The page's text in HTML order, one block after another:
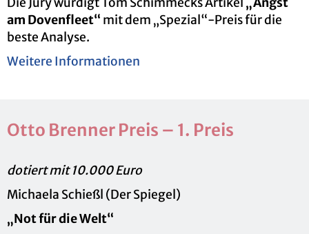
am Do­ven­fleet“ mit dem „Spe­zi­al“-Preis für die
beste Ana­ly­se.
Wei­te­re In­for­ma­tio­nen
Otto Bren­ner Preis – 1. Preis
do­tiert mit 10.000 Euro
Mi­chae­la Schie­ßl (Der Spie­gel)
„Not für die Welt“